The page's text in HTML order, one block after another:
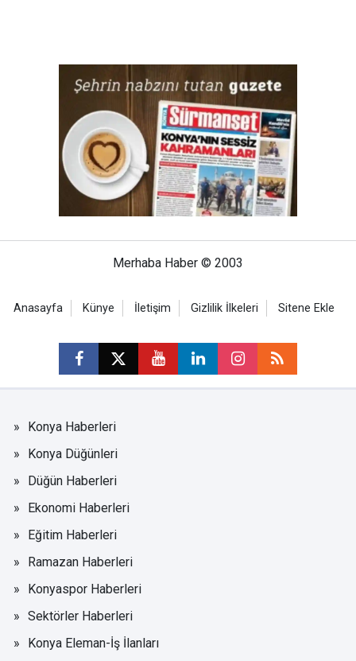
Merhaba Haber © 2003
Anasayfa Künye İletişim Gizlilik İlkeleri Sitene Ekle
Konya Haberleri
Konya Düğünleri
Düğün Haberleri
Ekonomi Haberleri
Eğitim Haberleri
Ramazan Haberleri
Konyaspor Haberleri
Sektörler Haberleri
Konya Eleman-İş İlanları